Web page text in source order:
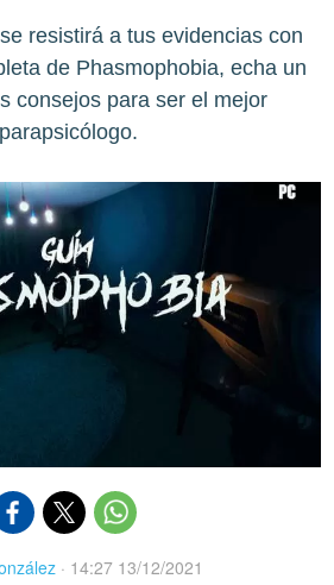
resistirá a tus evidencias con
de Phasmophobia, echa un
consejos para ser el mejor
parapsicólogo.
· 14:27 13/12/2021